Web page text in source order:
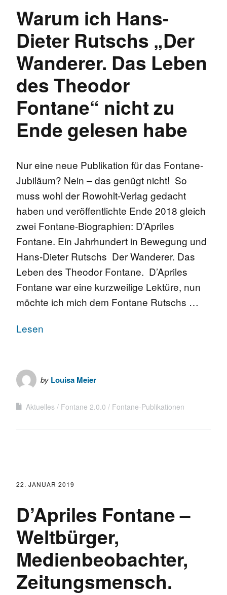
Warum ich Hans-
Dieter Rutschs „Der
Wanderer. Das Leben
des Theodor
Fontane“ nicht zu
Ende gelesen habe
Nur eine neue Publikation für das Fontane-
Jubiläum? Nein – das genügt nicht! So
muss wohl der Rowohlt-Verlag gedacht
haben und veröffentlichte Ende 2018 gleich
zwei Fontane-Biographien: D’Apriles
Fontane. Ein Jahrhundert in Bewegung und
Hans-Dieter Rutschs Der Wanderer. Das
Leben des Theodor Fontane. D’Apriles
Fontane war eine kurzweilige Lektüre, nun
möchte ich mich dem Fontane Rutschs …
Lesen
by Louisa Meier
Aktuelles Fontane 2.0.0 Fontane-Publikationen
22. JANUAR 2019
D’Apriles Fontane –
Weltbürger,
Medienbeobachter,
Zeitungsmensch.